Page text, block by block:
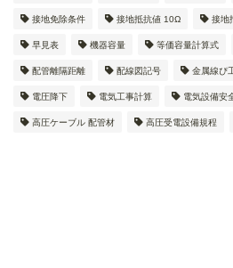
接地免除条件 接地抵抗値 10Ω 接地
早見表 機器容量 等価容量計算式
配管離隔距離 配線図記号 金属線ぴ
電圧降下 電気工事計算 電気設備安
高圧ケーブル 配管材 高圧受電設備規程